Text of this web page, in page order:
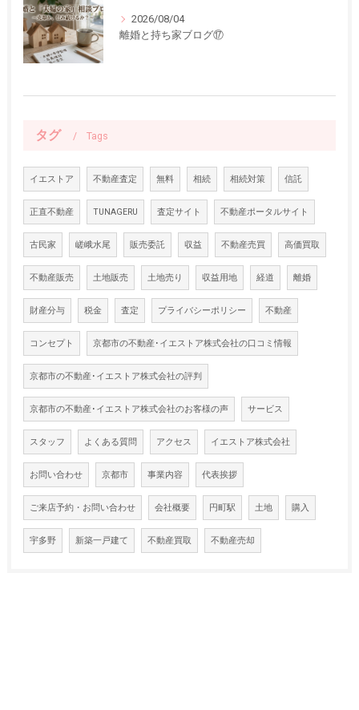
2026/08/04
離婚と持ち家ブログ⑰
タグ Tags
イエストア 不動産査定 無料 相続 相続対策 信託
正直不動産 TUNAGERU 査定サイト 不動産ポータルサイト
古民家 嵯峨水尾 販売委託 収益 不動産売買 高価買取
不動産販売 土地販売 土地売り 収益用地 経道 離婚
財産分与 税金 査定 プライバシーポリシー 不動産
コンセプト 京都市の不動産･イエストア株式会社の口コミ情報
京都市の不動産･イエストア株式会社の評判
京都市の不動産･イエストア株式会社のお客様の声 サービス
スタッフ よくある質問 アクセス イエストア株式会社
お問い合わせ 京都市 事業内容 代表挨拶
ご来店予約・お問い合わせ 会社概要 円町駅 土地 購入
宇多野 新築一戸建て 不動産買取 不動産売却